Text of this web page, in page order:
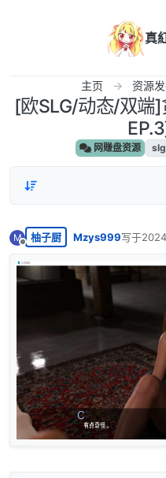
真
主页 资源
[欧SLG/动态/双
网赚盘资源 slg
M
离线
柚子厨 Mzys999写于
最后由